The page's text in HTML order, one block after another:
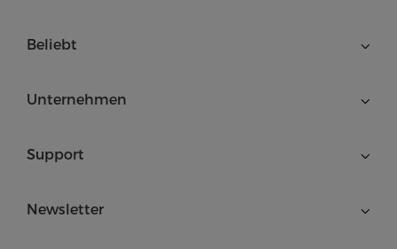
Beliebt
Unternehmen
Support
Newsletter